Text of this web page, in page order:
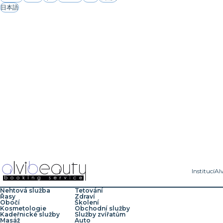
日本語
Institucí
Nehtová služba
Řasy
Obočí
Kosmetologie
Kadeřnické služby
Masáž
Tetování
Zdraví
Školení
Obchodní služby
Služby zvířatům
Auto